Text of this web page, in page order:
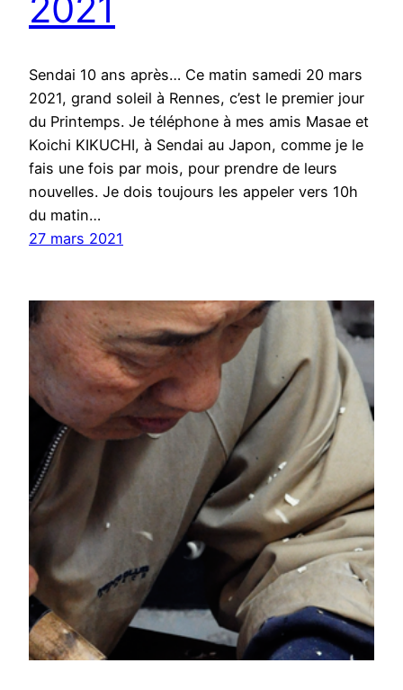
Sendai 10 ans après… Ce matin samedi 20 mars
2021, grand soleil à Rennes, c’est le premier jour
du Printemps. Je téléphone à mes amis Masae et
Koichi KIKUCHI, à Sendai au Japon, comme je le
fais une fois par mois, pour prendre de leurs
nouvelles. Je dois toujours les appeler vers 10h
du matin…
27 mars 2021